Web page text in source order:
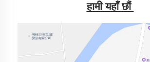
हामी यहाँ छौं